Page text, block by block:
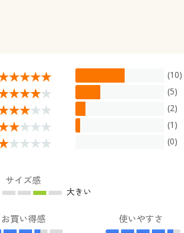
(10)
(5)
(2)
(1)
(0)
サイズ感
大きい
お買い得感 使いやすさ